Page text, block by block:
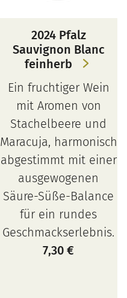
2024 Pfalz
Sauvignon Blanc
feinherb
Ein fruchtiger Wein
mit Aromen von
Stachelbeere und
Maracuja, harmonisch
abgestimmt mit einer
ausgewogenen
Säure-Süße-Balance
für ein rundes
Geschmackserlebnis.
7,30 €